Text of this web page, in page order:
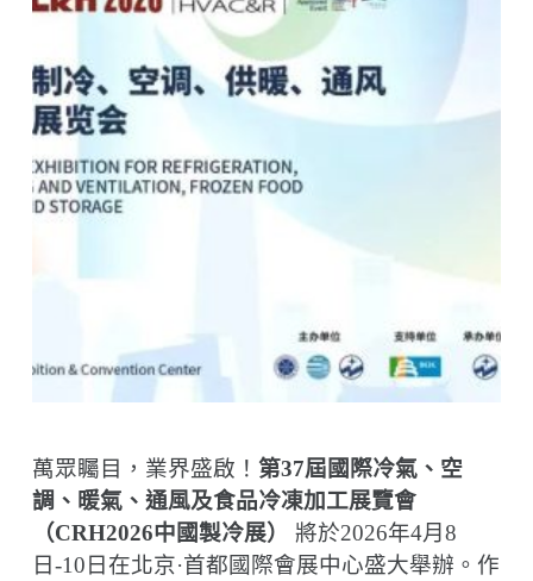
萬眾矚目，業界盛啟！ 第37屆國際冷氣、空
調、暖氣、通風及食品冷凍加工展覽會
（CRH2026中國製冷展） 將於2026年4月 8
日 -10 日在北京·首都國際會展中心盛大舉辦。作